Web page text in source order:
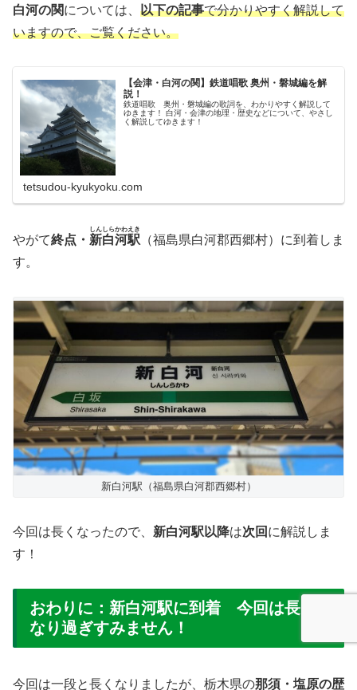
白河の関については、 以下の記事で分かりやすく解説して
いますので、ご覧ください。
【会津・白河の関】鉄道唱歌 奥州・磐城編を解
説！
鉄道唱歌 奥州・磐城編の歌詞を、わかりやすく解説して
ゆきます！ 白河・会津の地理・歴史などについて、やさし
く解説してゆきます！
tetsudou-kyukyoku.com
やがて終点・ 新白河駅
しんしらかわえき
（福島県白河郡西郷村）に到着しま
す。
新白河駅（福島県白河郡西郷村）
今回は長くなったので、 新白河駅以降は次回 に解説しま
す！
おわりに：新白河駅に到着 今回は長く
なり過ぎすみません！
今回は一段と長くなりましたが、栃木県の那須・塩原の歴